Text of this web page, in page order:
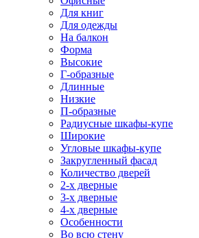
Для книг
Для одежды
На балкон
Форма
Высокие
Г-образные
Длинные
Низкие
П-образные
Радиусные шкафы-купе
Широкие
Угловые шкафы-купе
Закругленный фасад
Количество дверей
2-х дверные
3-х дверные
4-х дверные
Особенности
Во всю стену